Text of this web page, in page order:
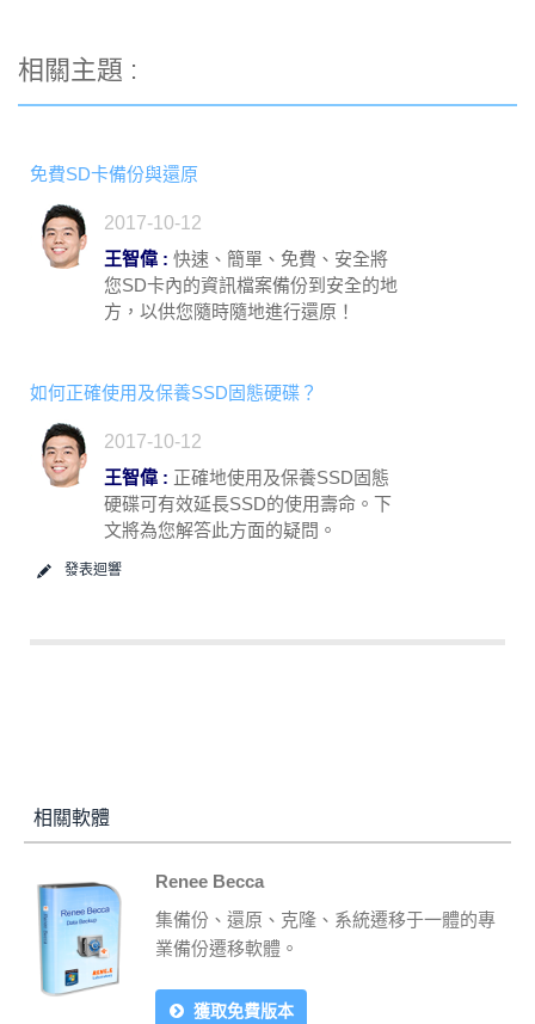
相關主題 :
免費SD卡備份與還原
2017-10-12
王智偉 : 快速、簡單、免費、安全將
您SD卡內的資訊檔案備份到安全的地
方，以供您隨時隨地進行還原！
如何正確使用及保養SSD固態硬碟？
2017-10-12
王智偉 : 正確地使用及保養SSD固態
硬碟可有效延長SSD的使用壽命。下
文將為您解答此方面的疑問。
發表迴響
相關軟體
Renee Becca
集備份、還原、克隆、系統遷移于一體的專
業備份遷移軟體。
獲取免費版本